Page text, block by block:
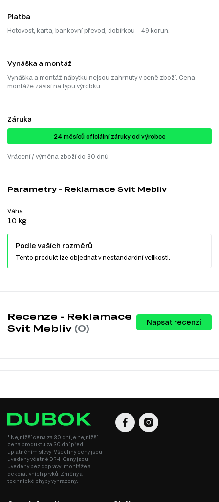
Platba
Hotovost, karta, bankovní převod, dobírkou – 49 korun.
Vynáška a montáž
Vynáška a montáž nábytku nejsou zahrnuty v ceně zboží. Cena
montáže závisí na typu výrobku.
Záruka
24 ​​​​měsíců oficiální záruky od výrobce
Vrácení / výměna zboží do 30 dnů
Parametry - Reklamace Svit Mebliv
Váha
10 kg
Podle vaších rozměrů
Tento produkt lze objednat v nestandardní velikosti.
Recenze - Reklamace
Svit Mebliv (0)
Napsat recenzi
* Nejnižší cena za 30 dní je nejnižší
cena produktu za 30 dní před
uplatněním slevy. Všechny ceny jsou
uvedeny včetně DPH. Ceny jsou
uvedeny bez dopravy, montáže a
dekorativních prvků. Změny a
technické chyby vyhrazeny.